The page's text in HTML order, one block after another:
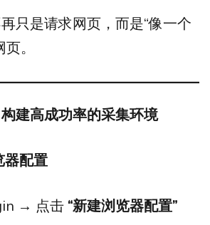
只是请求网页，而是“像一个
。
建高成功率的采集环境
器配置
→ 点击 “新建浏览器配置”